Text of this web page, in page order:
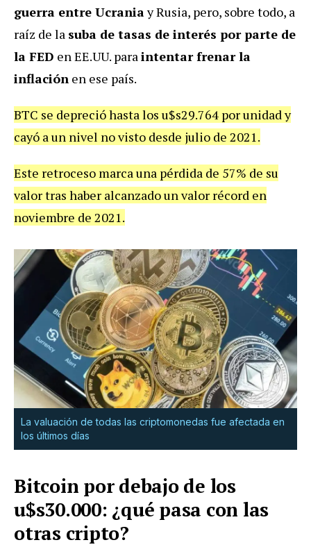
guerra entre Ucraniay Rusia, pero, sobre todo, a
raíz de la suba de tasas de interés por parte de
la FED en EE.UU. paraintentar frenar la
inflación en ese país.
BTC se depreció hasta los u$s29.764 por unidad y
cayó a un nivel no visto desde julio de 2021.
Este retroceso marca una pérdida de 57% de su
valor tras haber alcanzado un valor récord en
noviembre de 2021.
La valuación de todas las criptomonedas fue afectada en
los últimos días
Bitcoin por debajo de los
u$s30.000: ¿qué pasa con las
otras cripto?